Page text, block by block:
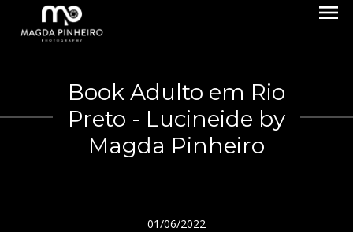
menu
Book Adulto em Rio
Preto - Lucineide by
Magda Pinheiro
01/06/2022